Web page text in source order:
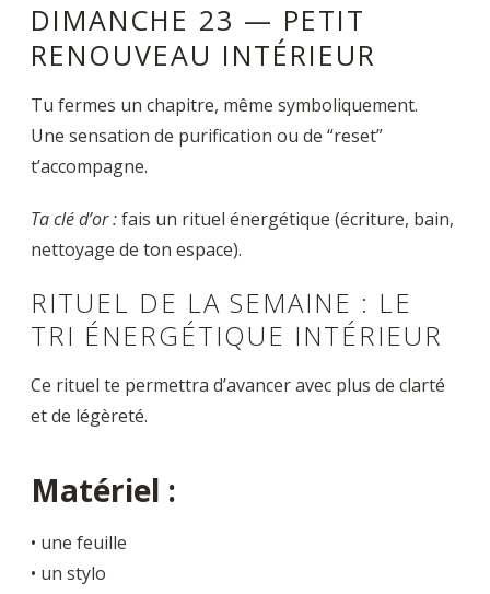
DIMANCHE 23 — PETIT
RENOUVEAU INTÉRIEUR
Tu fermes un chapitre, même symboliquement.
Une sensation de purification ou de “reset”
t’accompagne.
Ta clé d’or:fais un rituel énergétique (écriture, bain,
nettoyage de ton espace).
RITUEL DE LA SEMAINE : LE
TRI ÉNERGÉTIQUE INTÉRIEUR
Ce rituel te permettra d’avancer avec plus de clarté
et de légèreté.
Matériel :
• une feuille
• un stylo